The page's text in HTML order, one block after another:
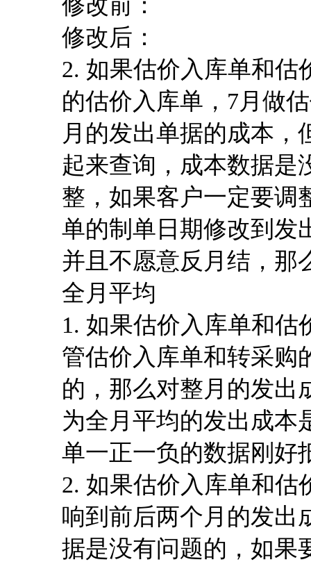
修改后：
2. 如果估价入库单和估
的估价入库单，7月做
月的发出单据的成本，
起来查询，成本数据是
整，如果客户一定要调
单的制单日期修改到发
并且不愿意反月结，那
全月平均
1. 如果估价入库单和估
管估价入库单和转采购
的，那么对整月的发出
为全月平均的发出成本
单一正一负的数据刚好
2. 如果估价入库单和估
响到前后两个月的发出
据是没有问题的，如果